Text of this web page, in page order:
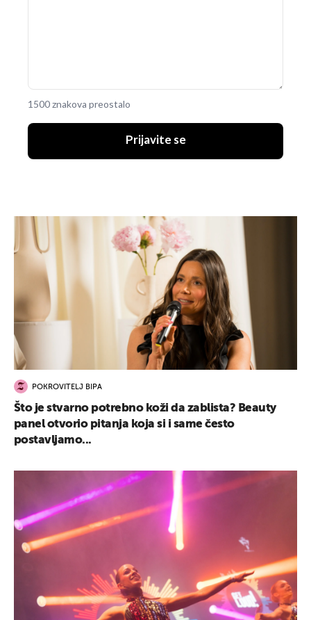
1500 znakova preostalo
Prijavite se
POKROVITELJ BIPA
Što je stvarno potrebno koži da zablista? Beauty
panel otvorio pitanja koja si i same često
postavljamo...